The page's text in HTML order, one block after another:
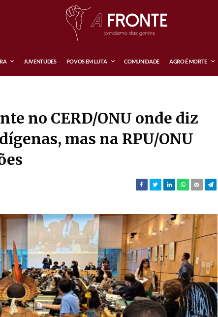
JUVENTUDES POVOS EM LUTA COMUNIDADE AGRO É MORTE
no CERD/ONU onde diz
mas na RPU/ONU